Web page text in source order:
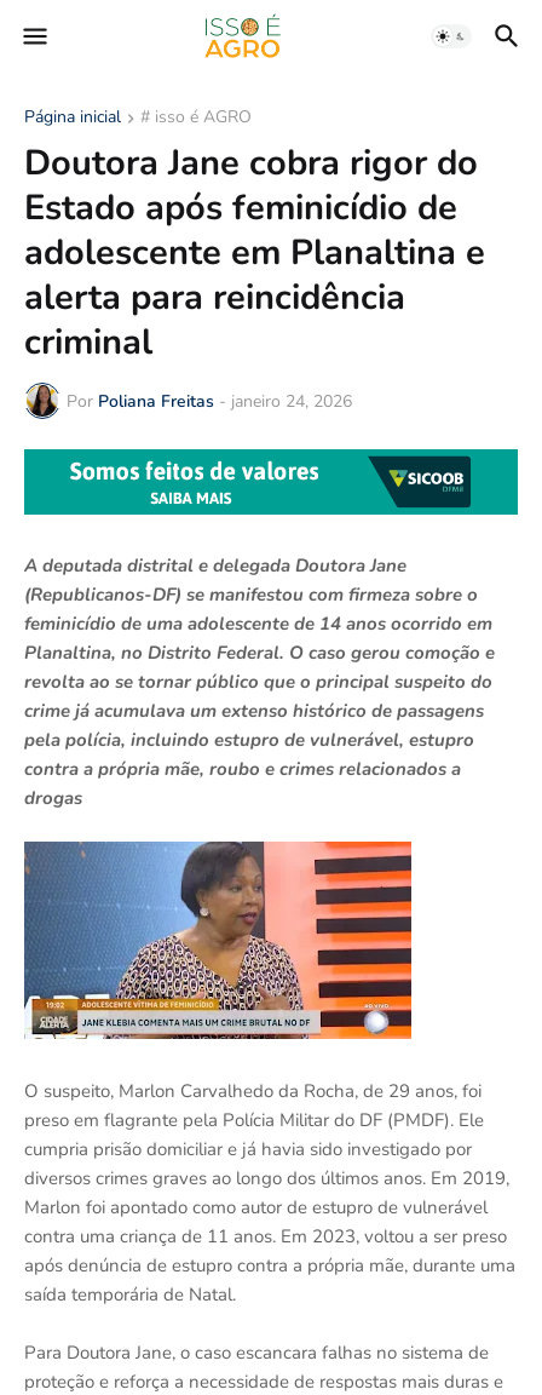
Página inicial # isso é AGRO
Doutora Jane cobra rigor do
Estado após feminicídio de
adolescente em Planaltina e
alerta para reincidência
criminal
Por Poliana Freitas - janeiro 24, 2026
A deputada distrital e delegada Doutora Jane
(Republicanos-DF) se manifestou com firmeza sobre o
feminicídio de uma adolescente de 14 anos ocorrido em
Planaltina, no Distrito Federal. O caso gerou comoção e
revolta ao se tornar público que o principal suspeito do
crime já acumulava um extenso histórico de passagens
pela polícia, incluindo estupro de vulnerável, estupro
contra a própria mãe, roubo e crimes relacionados a
drogas
O suspeito, Marlon Carvalhedo da Rocha, de 29 anos, foi
preso em flagrante pela Polícia Militar do DF (PMDF). Ele
cumpria prisão domiciliar e já havia sido investigado por
diversos crimes graves ao longo dos últimos anos. Em 2019,
Marlon foi apontado como autor de estupro de vulnerável
contra uma criança de 11 anos. Em 2023, voltou a ser preso
após denúncia de estupro contra a própria mãe, durante uma
saída temporária de Natal.
Para Doutora Jane, o caso escancara falhas no sistema de
proteção e reforça a necessidade de respostas mais duras e